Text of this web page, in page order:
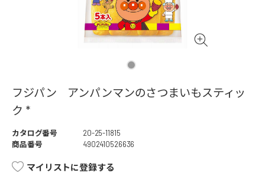
フジパン アンパンマンのさつまいもスティッ
ク *
カタログ番号
20-25-11815
商品番号
4902410526636
マイリストに登録する